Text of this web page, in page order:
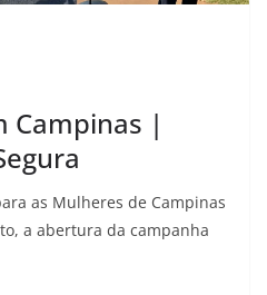
Campinas |
as Mulheres de Campinas
a abertura da campanha